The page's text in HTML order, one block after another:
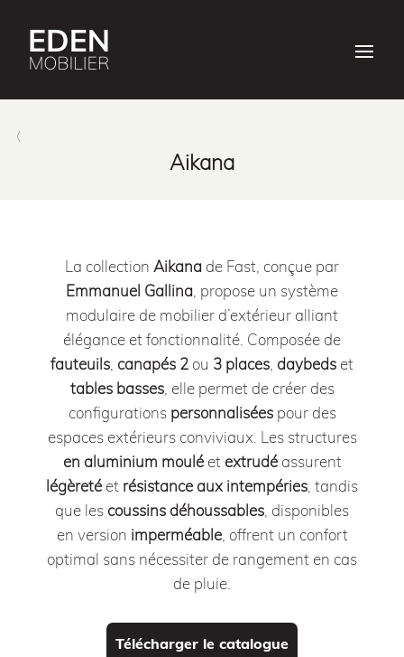
Aikana
La collection Aikana de Fast, conçue par
Emmanuel Gallina , propose un système
modulaire de mobilier d’extérieur alliant
élégance et fonctionnalité. Composée de
fauteuils canapés 2 ou 3 places daybeds et
tables basses, elle permet de créer des
configurationspersonnaliséespour des
espaces extérieurs conviviaux. Les structures
en aluminium mouléet extrudéassurent
légèreté et résistance aux intempéries , tandis
que les coussins déhoussables , disponibles
en version imperméable, offrent un confort
optimal sans nécessiter de rangement en cas
de pluie.
Télécharger le catalogue